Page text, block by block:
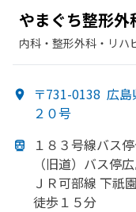
やまぐち整形
内科・​整形外科・​リハ
〒731-0138 広島
２０号
１８３号線バス停
（旧道） バス停
ＪＲ可部線 下祇
徒歩１５分